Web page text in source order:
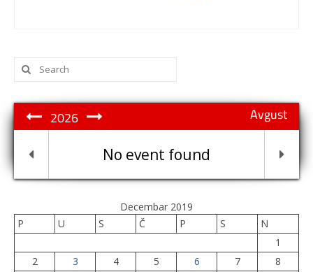
Search
for:
Avgust
2026
No event found
Decembar 2019
P
U S Č P S
N
1
2
3 4 5 6 7
8